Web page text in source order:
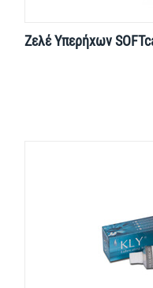
Ζελέ Υπερήχων